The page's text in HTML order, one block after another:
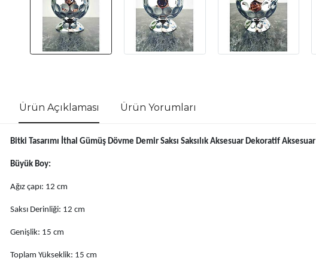
Ürün Açıklaması Ürün Yorumları
Bitki Tasarımı İthal Gümüş Dövme Demir Saksı Saksılık Aksesuar Dekoratif
Büyük Boy:
Ağız çapı: 12 cm
Saksı Derinliği: 12 cm
Genişlik: 15 cm
Toplam Yükseklik: 15 cm